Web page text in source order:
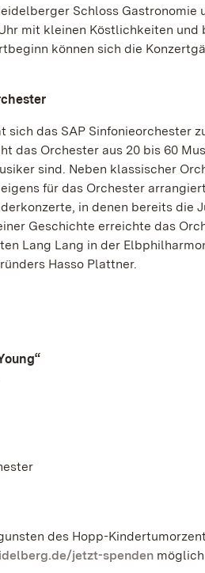
Schloss
mit kleinen Köstlichkeiten und
können sich die
sich das SAP Sinfonieorchester
das Orchester aus 20 bis 60
sind. Neben klassischer
für das Orchester
in denen bereits die
Geschichte erreichte das
Lang Lang in der
Hasso Plattner.
des Hopp-
jetzt-spenden